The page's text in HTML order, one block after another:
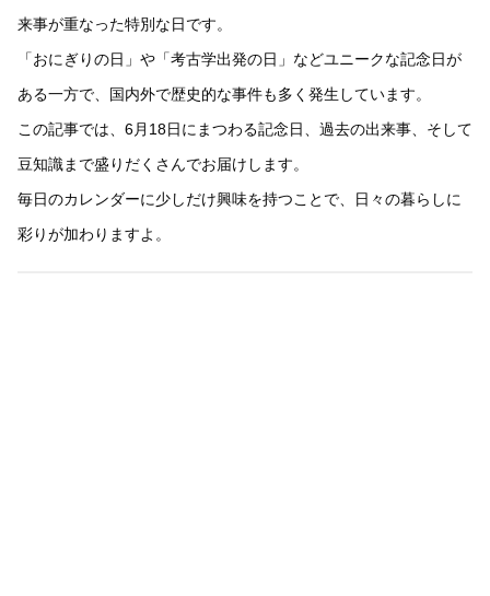
来事が重なった特別な日です。
「おにぎりの日」や「考古学出発の日」などユニークな記念日が
ある一方で、国内外で歴史的な事件も多く発生しています。
この記事では、6月18日にまつわる記念日、過去の出来事、そして
豆知識まで盛りだくさんでお届けします。
毎日のカレンダーに少しだけ興味を持つことで、日々の暮らしに
彩りが加わりますよ。